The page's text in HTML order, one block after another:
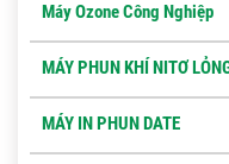
Máy Ozone Công Nghiệp
MÁY PHUN KHÍ NITƠ
MÁY IN PHUN DATE